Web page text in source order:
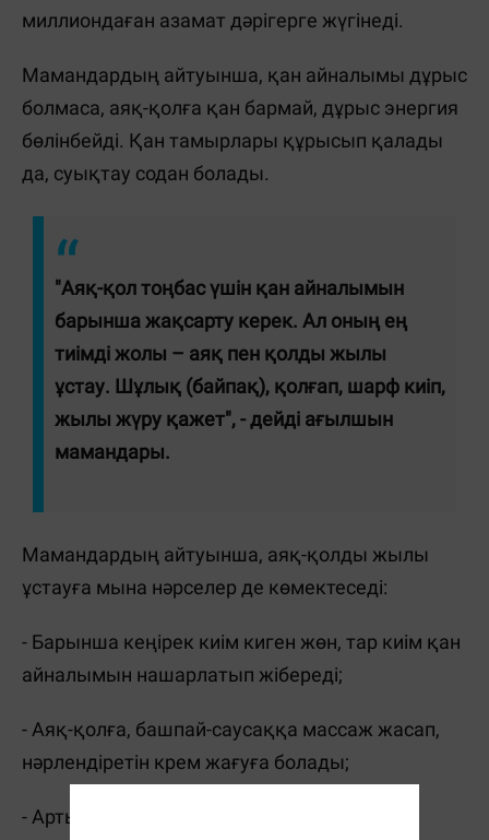
миллиондаған азамат дәрігерге жүгінеді.
Мамандардың айтуынша, қан айналымы дұрыс
болмаса, аяқ-қолға қан бармай, дұрыс энергия
бөлінбейді. Қан тамырлары құрысып қалады
да, суықтау содан болады.
"Аяқ-қол тоңбас үшін қан айналымын
барынша жақсарту керек. Ал оның ең
тиімді жолы – аяқ пен қолды жылы
ұстау. Шұлық (байпақ), қолғап, шарф киіп,
жылы жүру қажет", - дейді ағылшын
мамандары.
Мамандардың айтуынша, аяқ-қолды жылы
ұстауға мына нәрселер де көмектеседі:
- Барынша кеңірек киім киген жөн, тар киім қан
айналымын нашарлатып жібереді;
- Аяқ-қолға, башпай-саусаққа массаж жасап,
нәрлендіретін крем жағуға болады;
- Артық салмақтан арылу;